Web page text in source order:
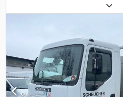
, Farbe:Gelb
Emissionsklasse:Euro6, Anzahl der
ABS, Elektronisches
Renault Trafic MAXI / LANG aus 1.
10/2020 KM: 78.000 TÜV/HU: 10/2026
Schadstoffklasse EURO6 Mwst
- 2x Schiebetüre - Langer Radstand
Rückfahrkamera -